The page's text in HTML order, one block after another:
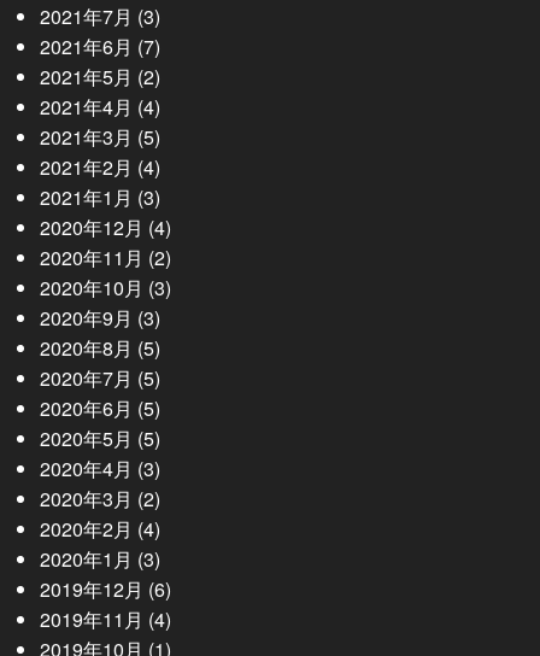
2021年7月 (3)
2021年6月 (7)
2021年5月 (2)
2021年4月 (4)
2021年3月 (5)
2021年2月 (4)
2021年1月 (3)
2020年12月 (4)
2020年11月 (2)
2020年10月 (3)
2020年9月 (3)
2020年8月 (5)
2020年7月 (5)
2020年6月 (5)
2020年5月 (5)
2020年4月 (3)
2020年3月 (2)
2020年2月 (4)
2020年1月 (3)
2019年12月 (6)
2019年11月 (4)
2019年10月 (1)